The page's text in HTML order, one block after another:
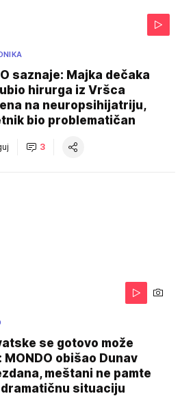
saznaje: Majka dečaka
hirurga iz Vršca
na neuropsihijatriju,
bio problematičan
3
se gotovo može
MONDO obišao Dunav
meštani ne pamte
situaciju